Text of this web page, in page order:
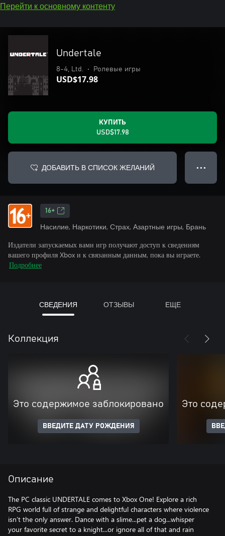
Перейти к основному контенту
Undertale
8-4, Ltd. • Ролевые игры
USD$17.98
КУПИТЬ
USD$17.98
ДОБАВИТЬ В СПИСОК ЖЕЛАНИЙ ● ● ●
16+
Насилие, Наркотики, Страх, Азартные игры, Брань
Издатели запускаемых вами игр получают доступ к сведениям
вашего профиля Xbox и к связанным данным, пока вы играете.
Подробнее
СВЕДЕНИЯ ОТЗЫВЫ ЕЩЕ
Коллекция
Это содержимое заблокировано
ВВЕДИТЕ ДАТУ РОЖДЕНИЯ
Это
Описание
The PC classic UNDERTALE comes to Xbox One! Explore a rich
RPG world full of strange and delightful characters where violence
isn’t the only answer. Dance with a slime...pet a dog...whisper
your favorite secret to a knight...or ignore all of that and rain